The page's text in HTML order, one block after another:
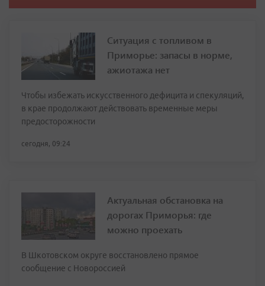
Ситуация с топливом в
Приморье: запасы в норме,
ажиотажа нет
Чтобы избежать искусственного дефицита и спекуляций,
в крае продолжают действовать временные меры
предосторожности
сегодня, 09:24
Актуальная обстановка на
дорогах Приморья: где
можно проехать
В Шкотовском округе восстановлено прямое
сообщение с Новороссией